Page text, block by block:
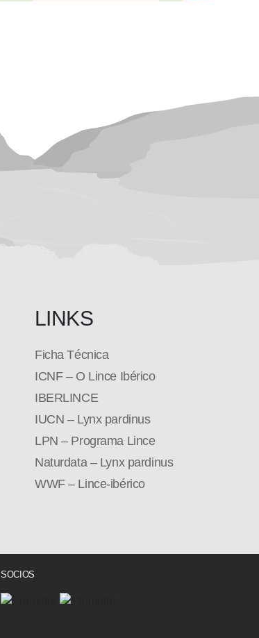
LINKS
Ficha Técnica
ICNF – O Lince Ibérico
IBERLINCE
IUCN – Lynx pardinus
LPN – Programa Lince
Naturdata – Lynx pardinus
WWF – Lince-ibérico
SOCIOS